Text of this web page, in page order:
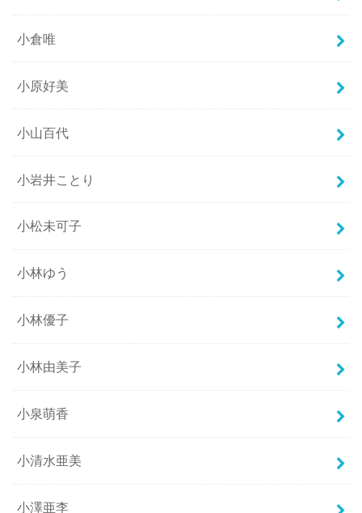
小倉唯
小原好美
小山百代
小岩井ことり
小松未可子
小林ゆう
小林優子
小林由美子
小泉萌香
小清水亜美
小澤亜李